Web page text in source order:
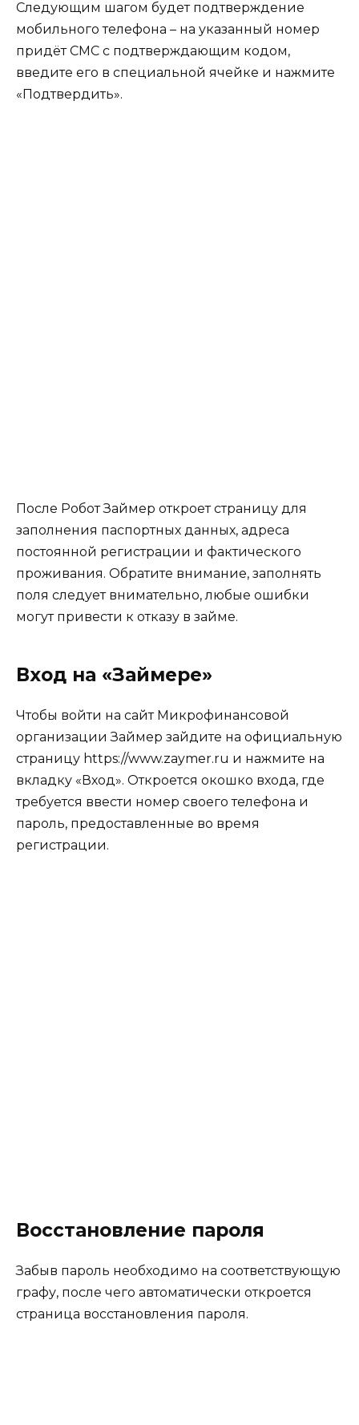
Следующим шагом будет подтверждение
мобильного телефона – на указанный номер
придёт СМС с подтверждающим кодом,
введите его в специальной ячейке и нажмите
«Подтвердить».
После Робот Займер откроет страницу для
заполнения паспортных данных, адреса
постоянной регистрации и фактического
проживания. Обратите внимание, заполнять
поля следует внимательно, любые ошибки
могут привести к отказу в займе.
Вход на «Займере»
Чтобы войти на сайт Микрофинансовой
организации Займер зайдите на официальную
страницу https://www.zaymer.ru и нажмите на
вкладку «Вход». Откроется окошко входа, где
требуется ввести номер своего телефона и
пароль, предоставленные во время
регистрации.
Восстановление пароля
Забыв пароль необходимо на соответствующую
графу, после чего автоматически откроется
страница восстановления пароля.